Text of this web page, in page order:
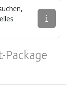
Package